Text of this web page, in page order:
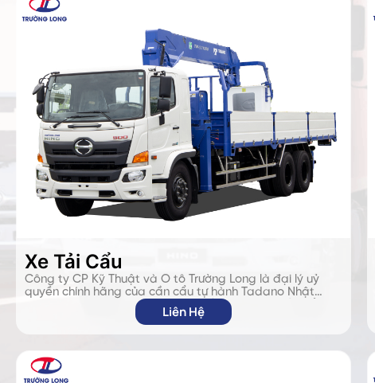
hàng cá nhân lựa chọn.
Xe Tải Cẩu
Công ty CP Kỹ Thuật và Ô tô Trường Long là đại lý uỷ
quyền chính hãng của cần cẩu tự hành Tadano Nhật
Bản tại Việt Nam. Chuyên cung cấp mới 100% cần cẩu tự
hành Tadano lắp trên các dòng xe cẩu Hino, xe cẩu
Liên Hệ